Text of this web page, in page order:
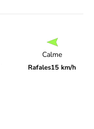
Calme
Rafales15 km/h